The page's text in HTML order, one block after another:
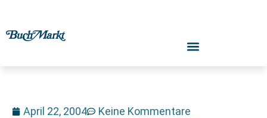
April 22, 2004 Keine Kommentare